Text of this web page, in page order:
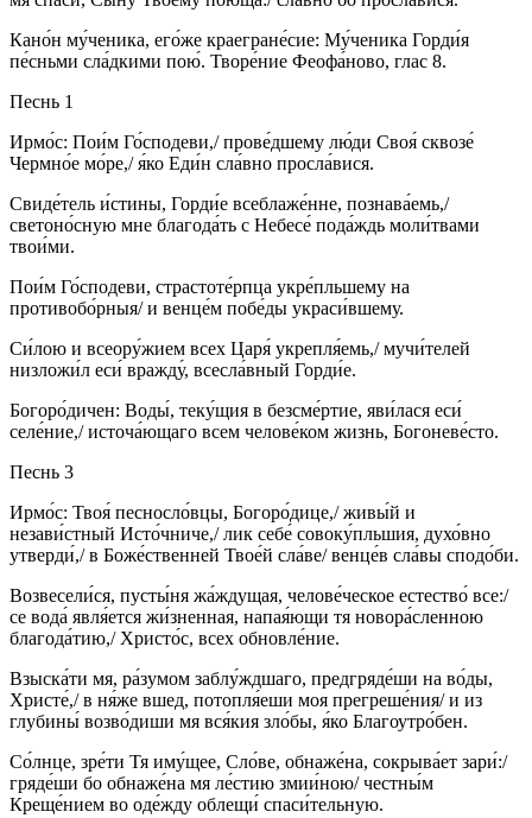
Кано́н му́ченика, его́же краегране́сие: Му́ченика Горди́я
пе́сньми сла́дкими пою́. Творе́ние Феофа́ново, глас 8.
Песнь 1
Ирмо́с: Пои́м Го́сподеви,/ прове́дшему лю́ди Своя́ сквозе́
Чермно́е мо́ре,/ я́ко Еди́н сла́вно просла́вися.
Свиде́тель и́стины, Горди́е всеблаже́нне, познава́емь,/
светоно́сную мне благода́ть с Небесе́ пода́ждь моли́твами
твои́ми.
Пои́м Го́сподеви, страстоте́рпца укре́пльшему на
противобо́рныя/ и венце́м побе́ды украси́вшему.
Си́лою и всеору́жием всех Царя́ укрепля́емь,/ мучи́телей
низложи́л еси́ вражду́, всесла́вный Горди́е.
Богоро́дичен: Воды́, теку́щия в безсме́ртие, яви́лася еси́
селе́ние,/ источа́ющаго всем челове́ком жизнь, Богоневе́сто.
Песнь 3
Ирмо́с: Твоя́ песносло́вцы, Богоро́дице,/ живы́й и
незави́стный Исто́чниче,/ лик себе́ совоку́пльшия, духо́вно
утверди́,/ в Боже́ственней Твое́й сла́ве/ венце́в сла́вы сподо́би.
Возвесели́ся, пусты́ня жа́ждущая, челове́ческое естество́ все:/
се вода́ явля́ется жи́зненная, напая́ющи тя новора́сленною
благода́тию,/ Христо́с, всех обновле́ние.
Взыска́ти мя, ра́зумом заблу́ждшаго, предгряде́ши на во́ды,
Христе́,/ в ня́же вшед, потопля́еши моя прегреше́ния/ и из
глубины́ возво́диши мя вся́кия зло́бы, я́ко Благоутро́бен.
Со́лнце, зре́ти Тя иму́щее, Сло́ве, обнаже́на, сокрыва́ет зари́:/
гряде́ши бо обнаже́на мя ле́стию змии́ною/ честны́м
Креще́нием во оде́жду облещи́ спаси́тельную.